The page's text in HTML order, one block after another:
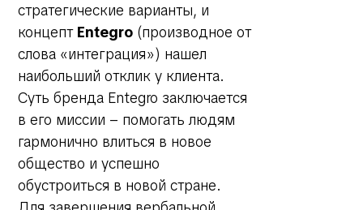
стратегические варианты, и
концепт Entegro (производное от
слова «интеграция») нашел
наибольший отклик у клиента.
Суть бренда Entegro заключается
в его миссии – помогать людям
гармонично влиться в новое
общество и успешно
обустроиться в новой стране.